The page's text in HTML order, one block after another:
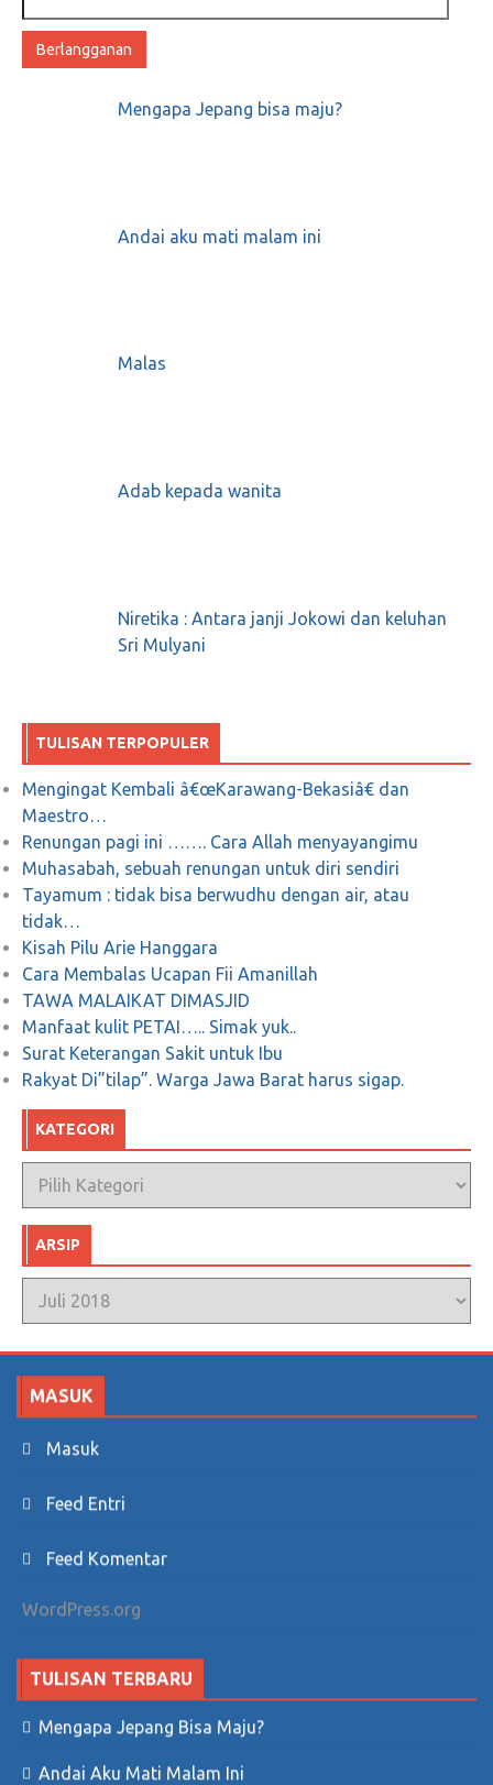
email
Mengapa Jepang bisa maju?
Andai aku mati malam ini
Malas
Adab kepada wanita
Niretika : Antara janji Jokowi dan keluhan
Sri Mulyani
TULISAN TERPOPULER
Mengingat Kembali â€œKarawang-Bekasiâ€ dan
Maestro…
Renungan pagi ini ……. Cara Allah menyayangimu
Muhasabah, sebuah renungan untuk diri sendiri
Tayamum : tidak bisa berwudhu dengan air, atau
tidak…
Kisah Pilu Arie Hanggara
Cara Membalas Ucapan Fii Amanillah
TAWA MALAIKAT DIMASJID
Manfaat kulit PETAI….. Simak yuk..
Surat Keterangan Sakit untuk Ibu
Rakyat Di”tilap”. Warga Jawa Barat harus sigap.
KATEGORI
Kategori
ARSIP
Arsip
MASUK
Masuk
Feed Entri
Feed Komentar
WordPress.org
TULISAN TERBARU
Mengapa Jepang Bisa Maju?
Andai Aku Mati Malam Ini